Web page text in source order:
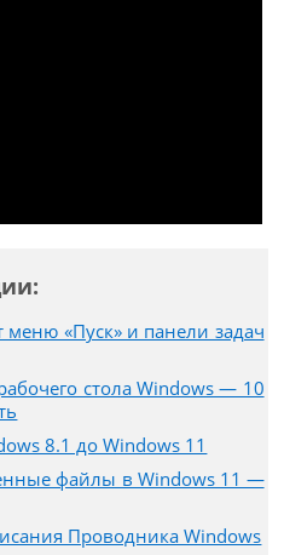
меню «Пуск» и панели задач
стола Windows — 10
8.1 до Windows 11
файлы в Windows 11 —
Проводника Windows